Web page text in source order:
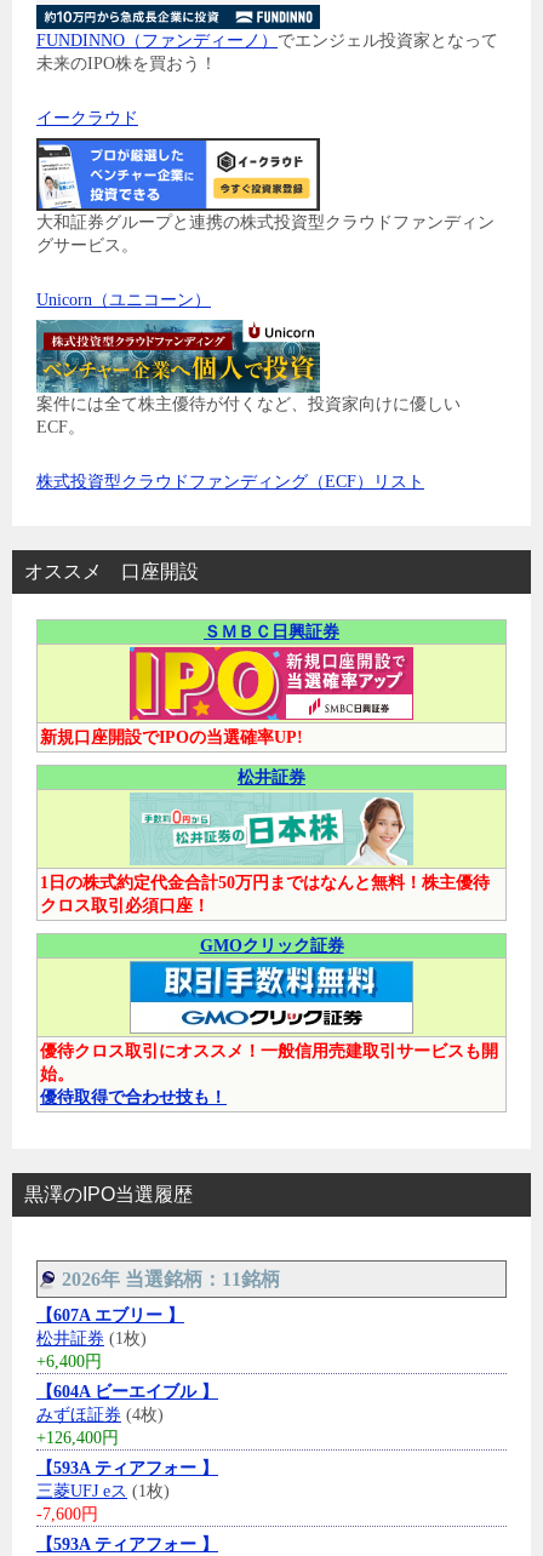
FUNDINNO（ファンディーノ） でエンジェル投資家となって
未来のIPO株を買おう！
イークラウド
大和証券グループと連携の株式投資型クラウドファンディン
グサービス。
Unicorn（ユニコーン）
案件には全て株主優待が付くなど、投資家向けに優しい
ECF。
株式投資型クラウドファンディング（ECF）リスト
オススメ 口座開設
ＳＭＢＣ日興証券
新規口座開設でIPOの当選確率UP!
松井証券
1日の株式約定代金合計50万円まではなんと無料！株主優待
クロス取引必須口座！
GMOクリック証券
優待クロス取引にオススメ！一般信用売建取引サービスも開
始。
優待取得で合わせ技も！
黒澤のIPO当選履歴
2026年 当選銘柄：11銘柄
【607A エブリー 】
松井証券 (1枚)
+6,400円
【604A ビーエイブル 】
みずほ証券 (4枚)
+126,400円
【593A ティアフォー 】
三菱UFJ eス (1枚)
-7,600円
【593A ティアフォー 】